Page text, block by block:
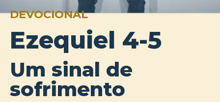
DEVOCIONAL
Ezequiel 4-5
Um sinal de
sofrimento